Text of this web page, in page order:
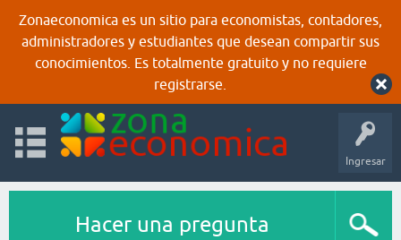
Zonaeconomica es un sitio para economistas, contadores,
administradores y estudiantes que desean compartir sus
conocimientos. Es totalmente gratuito y no requiere
registrarse.
Ingresar
Hacer una pregunta